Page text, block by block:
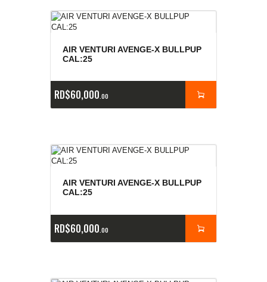
AIR VENTURI AVENGE-X BULLPUP
CAL:25
RD$60,000 00
AIR VENTURI AVENGE-X BULLPUP
CAL:25
RD$60,000 00